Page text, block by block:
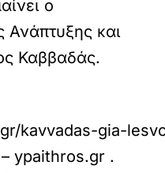
ο
Ανάπτυξης και
Καββαδάς.
kavvadas-gia-
ypaithros.gr .